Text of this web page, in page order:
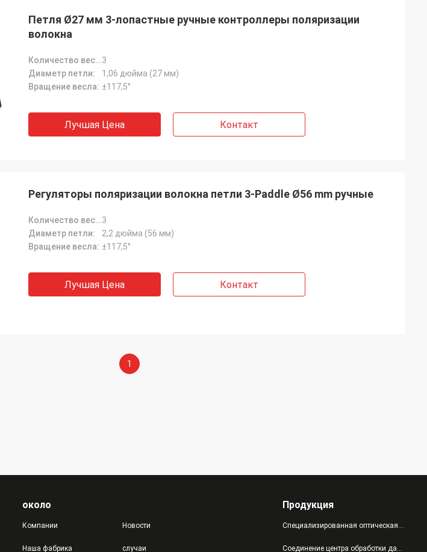
rhode alain,Франция
Очень приятно работать с настоящими
отзывчивы.
Петля Ø27 мм 3-лопастные ручные контроллеры поляризации
волокна
Количество веслов:3
Диаметр петли:
1,06 дюйма (27 мм)
Вращение весла: ±117,5°
Лучшая Цена Контакт
Регуляторы поляризации волокна петли 3-Paddle Ø56 mm ручные
Количество веслов:3
Диаметр петли:
2,2 дюйма (56 мм)
Вращение весла: ±117,5°
Лучшая Цена Контакт
1
около
Компании
Наша фабрика
Новости
случаи
Продукция
Специализированная оптическая продукция
Соединение центра обработки данных